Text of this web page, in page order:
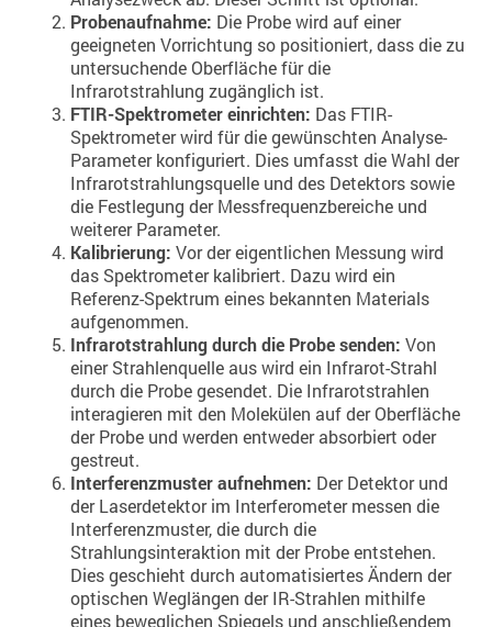
Probenaufnahme: Die Probe wird auf einer
geeigneten Vorrichtung so positioniert, dass die zu
untersuchende Oberfläche für die
Infrarotstrahlung zugänglich ist.
FTIR-Spektrometer einrichten: Das FTIR-
Spektrometer wird für die gewünschten Analyse-
Parameter konfiguriert. Dies umfasst die Wahl der
Infrarotstrahlungsquelle und des Detektors sowie
die Festlegung der Messfrequenzbereiche und
weiterer Parameter.
Kalibrierung: Vor der eigentlichen Messung wird
das Spektrometer kalibriert. Dazu wird ein
Referenz-Spektrum eines bekannten Materials
aufgenommen.
Infrarotstrahlung durch die Probe senden: Von
einer Strahlenquelle aus wird ein Infrarot-Strahl
durch die Probe gesendet. Die Infrarotstrahlen
interagieren mit den Molekülen auf der Oberfläche
der Probe und werden entweder absorbiert oder
gestreut.
Interferenzmuster aufnehmen: Der Detektor und
der Laserdetektor im Interferometer messen die
Interferenzmuster, die durch die
Strahlungsinteraktion mit der Probe entstehen.
Dies geschieht durch automatisiertes Ändern der
optischen Weglängen der IR-Strahlen mithilfe
eines beweglichen Spiegels und anschließendem